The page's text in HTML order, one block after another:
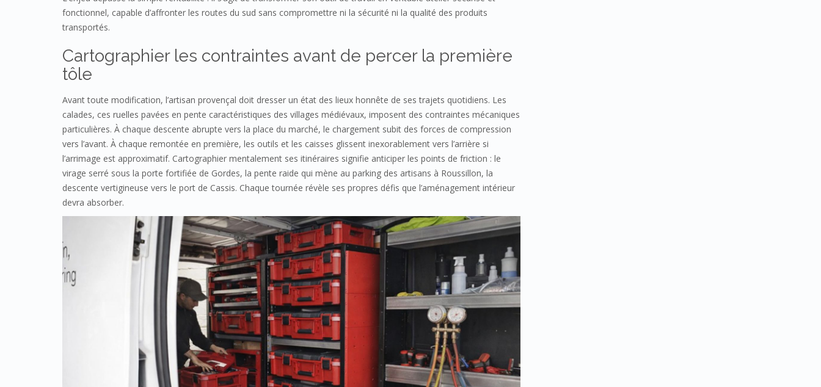
fonctionnel, capable d’affronter les routes du sud sans compromettre ni la sécurité ni la qualité des produits
transportés.
Cartographier les contraintes avant de percer la première
tôle
Avant toute modification, l’artisan provençal doit dresser un état des lieux honnête de ses trajets quotidiens. Les
calades, ces ruelles pavées en pente caractéristiques des villages médiévaux, imposent des contraintes mécaniques
particulières. À chaque descente abrupte vers la place du marché, le chargement subit des forces de compression
vers l’avant. À chaque remontée en première, les outils et les caisses glissent inexorablement vers l’arrière si
l’arrimage est approximatif. Cartographier mentalement ses itinéraires signifie anticiper les points de friction : le
virage serré sous la porte fortifiée de Gordes, la pente raide qui mène au parking des artisans à Roussillon, la
descente vertigineuse vers le port de Cassis. Chaque tournée révèle ses propres défis que l’aménagement intérieur
devra absorber.